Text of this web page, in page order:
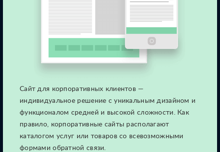
Сайт для корпоративных клиентов —
индивидуальное решение с уникальным дизайном и
функционалом средней и высокой сложности. Как
правило, корпоративные сайты располагают
каталогом услуг или товаров со всевозможными
формами обратной связи.